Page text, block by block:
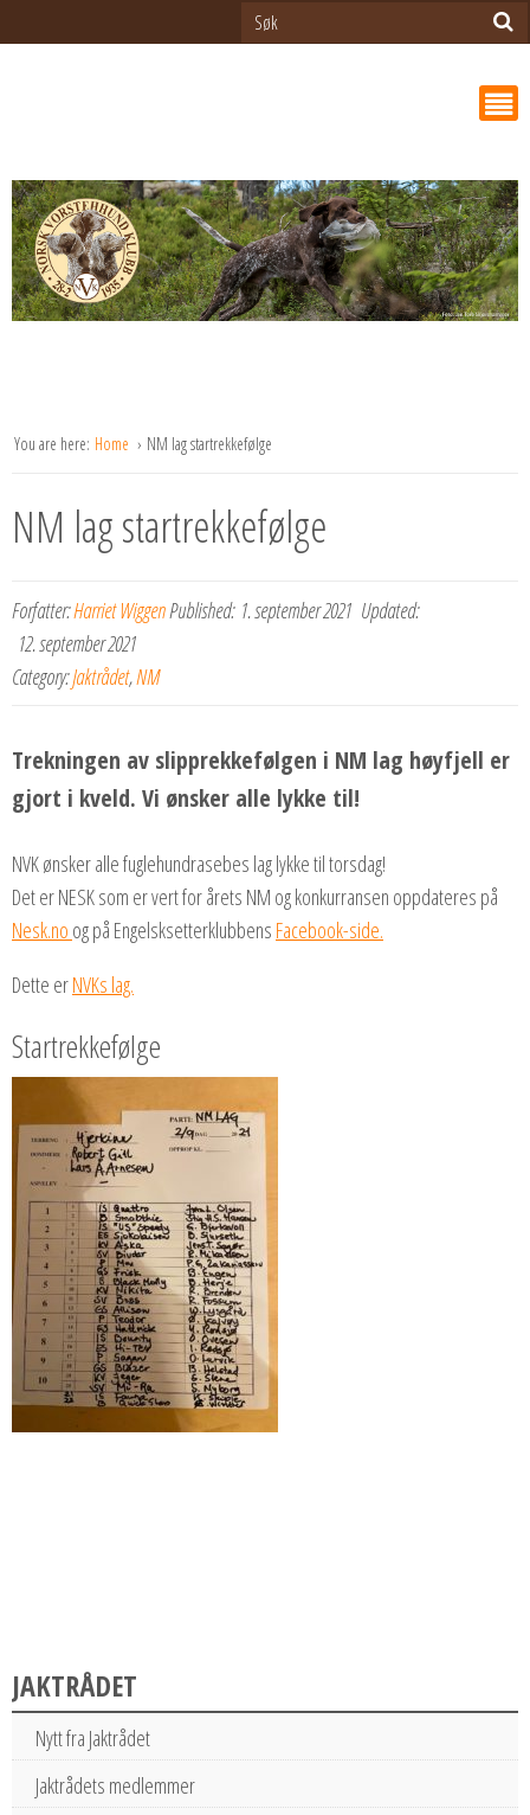
You are here: Home NM lag startrekkefølge
NM lag startrekkefølge
Forfatter:Harriet WiggenPublished: 1. september 2021 Updated:
12. september 2021
Category:Jaktrådet,NM
Trekningen av slipprekkefølgen i NM lag høyfjell er
gjort i kveld. Vi ønsker alle lykke til!
NVK ønsker alle fuglehundrasebes lag lykke til torsdag!
Det er NESK som er vert for årets NM og konkurransen oppdateres på
Nesk.no og på Engelsksetterklubbens Facebook-side.
Dette erNVKs lag.
Startrekkefølge
JAKTRÅDET
Nytt fra Jaktrådet
Jaktrådets medlemmer